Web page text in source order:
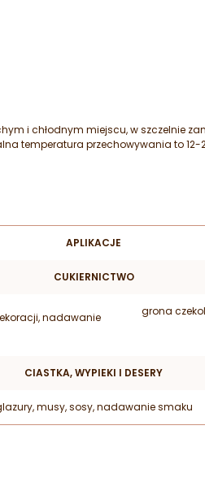
i chłodnym miejscu, w szczelnie
temperatura przechowywania to 12-
APLIKACJE
CUKIERNICTWO
nadawanie
grona
CIASTKA, WYPIEKI I DESERY
musy, sosy, nadawanie smaku